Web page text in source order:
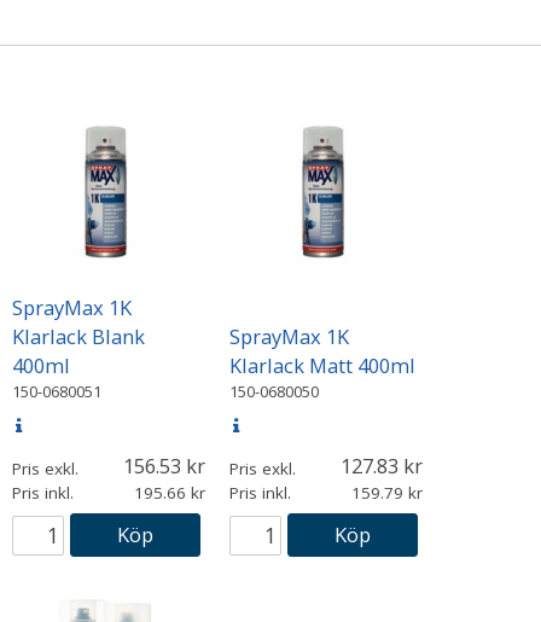
SprayMax 1K
Klarlack Blank
400ml
150-0680051
Pris exkl. 156.53
Pris inkl. 195.66
Köp
SprayMax 1K
Klarlack Matt 400ml
150-0680050
Pris exkl. 127.83
Pris inkl. 159.79
Köp